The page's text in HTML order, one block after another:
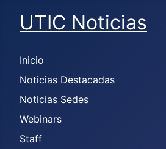
UTIC Noticias
Inicio
Noticias Destacadas
Noticias Sedes
Webinars
Staff